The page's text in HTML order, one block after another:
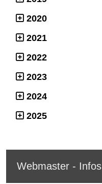
2020
2021
2022
2023
2024
2025
Webmaster - Infos